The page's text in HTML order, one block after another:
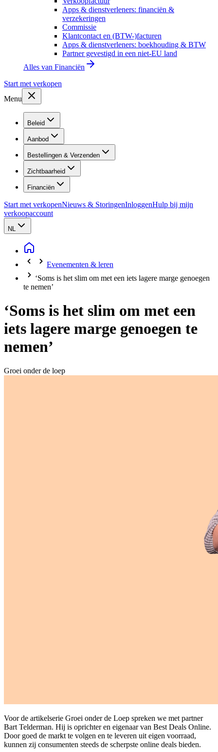
Apps & dienstverleners: financiën &
verzekeringen
Commissie
Klantcontact en (BTW-)facturen
Apps & dienstverleners: boekhouding & BTW
Partner gevestigd in een niet-EU land
Alles van Financiën
Start met verkopen
Menu
Beleid
Aanbod
Bestellingen & Verzenden
Zichtbaarheid
Financiën
Start met verkopenNieuws & StoringenInloggenHulp bij mijn
verkoopaccount
NL
Evenementen & leren
‘Soms is het slim om met een iets lagere marge genoegen
te nemen’
‘Soms is het slim om met een
iets lagere marge genoegen te
nemen’
Groei onder de loep
Voor de artikelserie Groei onder de Loep spreken we met partner
Bart Telderman. Hij is oprichter en eigenaar van Best Deals Online.
Door goed de markt te volgen en te leveren uit eigen voorraad,
kunnen zij consumenten steeds de scherpste online deals bieden.